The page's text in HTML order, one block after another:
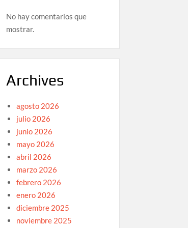
No hay comentarios que
mostrar.
Archives
agosto 2026
julio 2026
junio 2026
mayo 2026
abril 2026
marzo 2026
febrero 2026
enero 2026
diciembre 2025
noviembre 2025